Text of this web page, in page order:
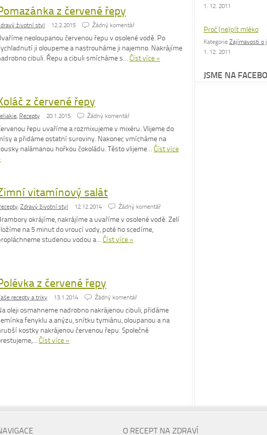
z červené řepy
životní styl 12.2.2015 Źádný komentář
neoloupanou červenou řepu v osolené vodě. Po
ji oloupeme a nastrouháme ji najemno. Nakrájíme
cibuli. Řepu a cibuli smícháme s…Číst více »
z červené řepy
, Recepty 20.1.2015 Źádný komentář
řepu uvaříme a rozmixujeme v mixéru. Vlijeme do
a přidáme ostatní suroviny. Nakonec vmícháme na
nalámanou hořkou čokoládu. Těsto vlijeme…Číst více
vitamínový salát
, Zdravý životní styl 12.12.2014 Źádný komentář
okrájíme, nakrájíme a uvaříme v osolené vodě. Zelí
na 5 minut do vroucí vody, poté ho scedíme,
studenou vodou a…Číst více »
z červené řepy
recepty a triky 13.1.2014 Źádný komentář
oleji osmahneme nadrobno nakrájenou cibuli, přidáme
fenyklu a anýzu, snítku tymiánu, oloupanou a na
kostky nakrájenou červenou řepu. Společně
Číst více »
1. 12. 2011
Proč (ne)pít mléko
Kategorie Zajímavosti o
1. 12. 2011
JSME NA
O RECEPT NA ZDRAVÍ